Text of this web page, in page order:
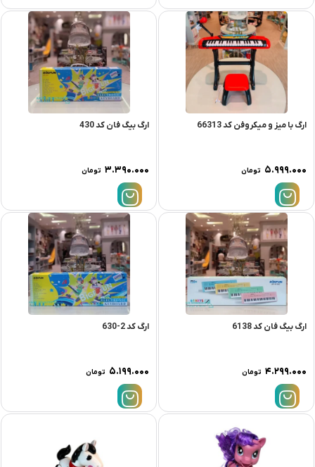
ارگ با میز و میکروفن کد 66313
۵.۹۹۹.۰۰۰ تومان
ارگ بیگ فان کد 430
۳.۳۹۰.۰۰۰ تومان
ارگ بیگ فان کد 6138
۴.۲۹۹.۰۰۰ تومان
ارگ کد 2-630
۵.۱۹۹.۰۰۰ تومان